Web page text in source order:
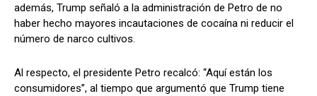
además, Trump señaló a la administración de Petro de no
haber hecho mayores incautaciones de cocaína ni reducir el
número de narco cultivos.
Al respecto, el presidente Petro recalcó: “Aquí están los
consumidores”, al tiempo que argumentó que Trump tiene